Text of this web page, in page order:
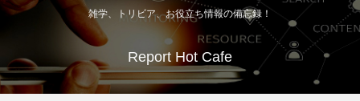
雑学、トリビア、お役立ち情報の備忘録！
Report Hot Cafe